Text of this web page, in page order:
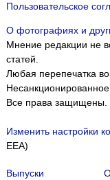
Пользовательское
О фотографиях и
Мнение редакции не
статей.
Любая перепечатка
Все права защищены.
Изменить настройки
EEA)
Выпуски